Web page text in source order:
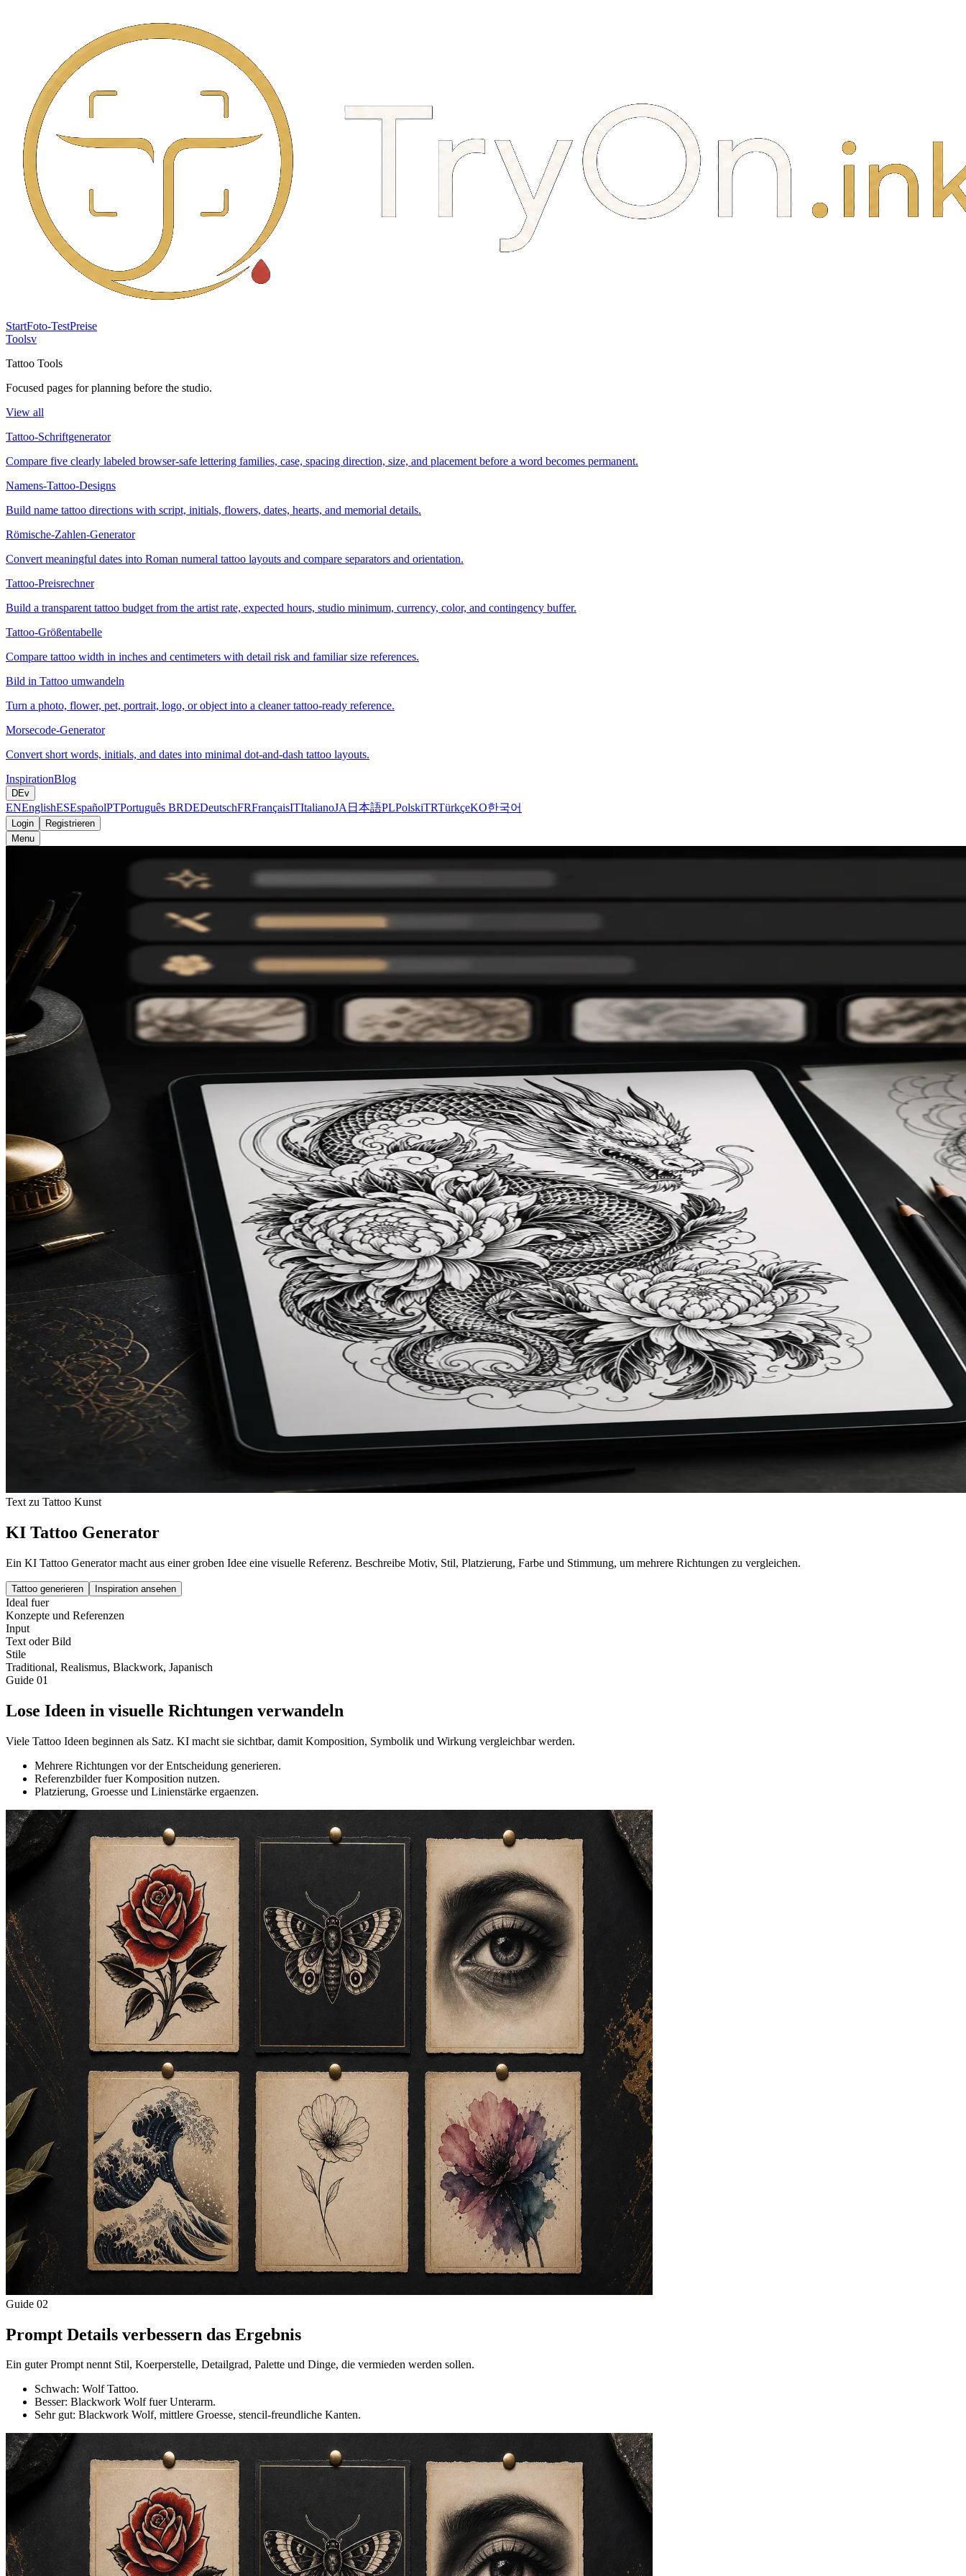
StartFoto-TestPreise
Toolsv
Tattoo Tools
Focused pages for planning before the studio.
View all
Tattoo-Schriftgenerator
Compare five clearly labeled browser-safe lettering families, case, spacing direction, size, and placement before a word becomes permanent.
Namens-Tattoo-Designs
Build name tattoo directions with script, initials, flowers, dates, hearts, and memorial details.
Römische-Zahlen-Generator
Convert meaningful dates into Roman numeral tattoo layouts and compare separators and orientation.
Tattoo-Preisrechner
Build a transparent tattoo budget from the artist rate, expected hours, studio minimum, currency, color, and contingency buffer.
Tattoo-Größentabelle
Compare tattoo width in inches and centimeters with detail risk and familiar size references.
Bild in Tattoo umwandeln
Turn a photo, flower, pet, portrait, logo, or object into a cleaner tattoo-ready reference.
Morsecode-Generator
Convert short words, initials, and dates into minimal dot-and-dash tattoo layouts.
InspirationBlog
DEv
ENEnglishESEspañolPTPortuguês BRDEDeutschFRFrançaisITItalianoJA 日本語PLPolskiTRTürkçeKO한국어
Login
Registrieren
Menu
Text zu Tattoo Kunst
KI Tattoo Generator
Ein KI Tattoo Generator macht aus einer groben Idee eine visuelle Referenz. Beschreibe Motiv, Stil, Platzierung, Farbe und Stimmung, um mehrere Richtungen zu vergleichen.
Tattoo generieren Inspiration ansehen
Ideal fuer
Konzepte und Referenzen
Input
Text oder Bild
Stile
Traditional, Realismus, Blackwork, Japanisch
Guide 01
Lose Ideen in visuelle Richtungen verwandeln
Viele Tattoo Ideen beginnen als Satz. KI macht sie sichtbar, damit Komposition, Symbolik und Wirkung vergleichbar werden.
Mehrere Richtungen vor der Entscheidung generieren.
Referenzbilder fuer Komposition nutzen.
Platzierung, Groesse und Linienstärke ergaenzen.
Guide 02
Prompt Details verbessern das Ergebnis
Ein guter Prompt nennt Stil, Koerperstelle, Detailgrad, Palette und Dinge, die vermieden werden sollen.
Schwach: Wolf Tattoo.
Besser: Blackwork Wolf fuer Unterarm.
Sehr gut: Blackwork Wolf, mittlere Groesse, stencil-freundliche Kanten.